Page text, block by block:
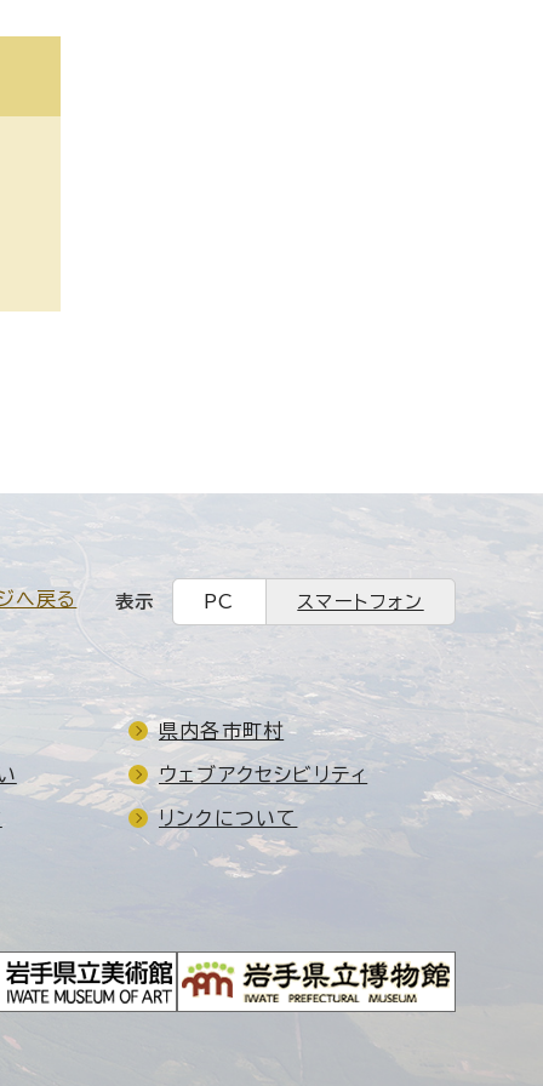
へ戻る 表示 PC スマートフォン
県内各市町村
ウェブアクセシビリティ
リンクについて